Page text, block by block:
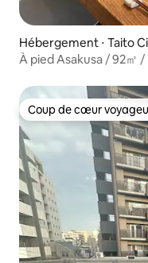
Hébergement ⋅ Taito
À pied Asakusa / 92㎡
Coup de cœur
Coup de cœur